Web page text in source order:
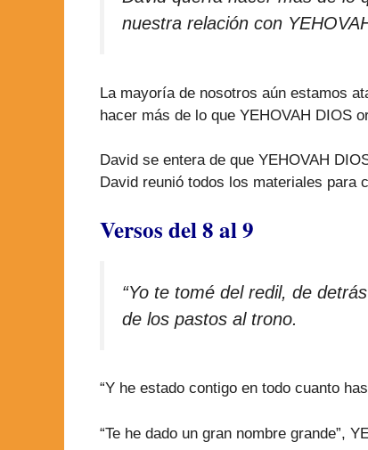
nuestra relación con
La mayoría de nosotros aún estamos
hacer más de lo que YEHOVAH DIOS
David se entera de que YEHOVAH
David reunió todos los materiales para
Versos del 8 al 9
“Yo te tomé del redil, de
de los pastos al trono.
“Y he estado contigo en todo cuanto
“Te he dado un gran nombre grande”,